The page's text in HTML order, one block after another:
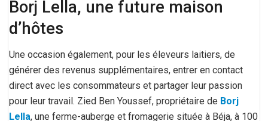
Borj Lella, une future maison
d’hôtes
Une occasion également, pour les éleveurs laitiers, de
générer des revenus supplémentaires, entrer en contact
direct avec les consommateurs et partager leur passion
pour leur travail. Zied Ben Youssef, propriétaire de Borj
Lella, une ferme-auberge et fromagerie située à Béja, à 100